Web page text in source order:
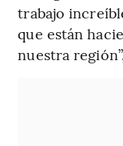
trabajo
que están
nuestra